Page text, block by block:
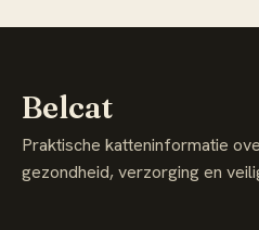
Belcat
Praktische katteninformatie
gezondheid, verzorging en